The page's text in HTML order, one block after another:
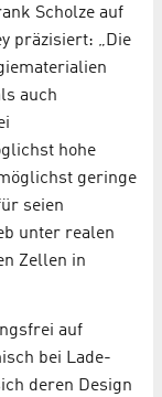
Scholze auf
präzisiert: „Die
auch
hohe
geringe
seien
unter realen
Zellen in
auf
bei Lade-
deren Design